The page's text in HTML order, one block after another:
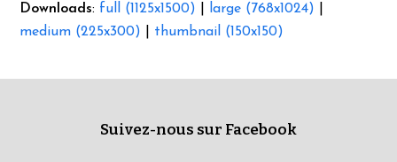
Downloads: full (1125x1500) large (768x1024)
medium (225x300)
thumbnail (150x150)
Suivez-nous sur Facebook